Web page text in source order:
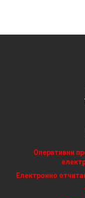
Оперативни
Електронно